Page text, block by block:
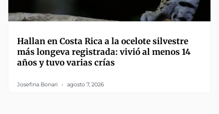
Hallan en Costa Rica a la ocelote silvestre
más longeva registrada: vivió al menos 14
años y tuvo varias crías
Josefina Bonari agosto 7, 2026